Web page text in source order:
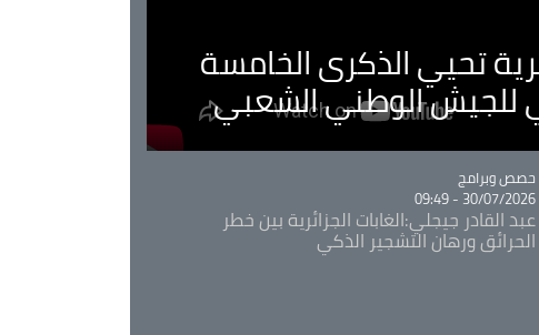
تحيي الذكرى الخامسة
للجيش الوطني الشعبي
Catégorie
حصص وبرامج
30/07/2026 - 09:49
عبد القادر جيجلي:الغابات الجزائرية بين خطر
الحرائق ورهان التشجير الذكي